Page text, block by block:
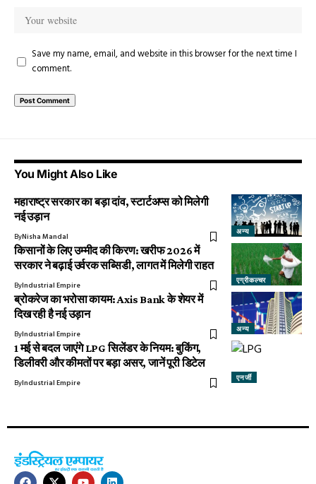
Save my name, email, and website in this browser for the next time I
comment.
You Might Also Like
अन्य
महाराष्ट्र सरकार का बड़ा दांव, स्टार्टअप्स को मिलेगी
नई उड़ान
ByNisha Mandal
एग्रीकल्चर
किसानों के लिए उम्मीद की किरण: खरीफ 2026 में
सरकार ने बढ़ाई उर्वरक सब्सिडी, लागत में मिलेगी राहत
ByIndustrial Empire
अन्य
ब्रोकरेज का भरोसा कायम: Axis Bank के शेयर में
दिख रही है नई उड़ान
ByIndustrial Empire
एनर्जी
1 मई से बदल जाएंगे LPG सिलेंडर के नियम: बुकिंग,
डिलीवरी और कीमतों पर बड़ा असर, जानें पूरी डिटेल
ByIndustrial Empire